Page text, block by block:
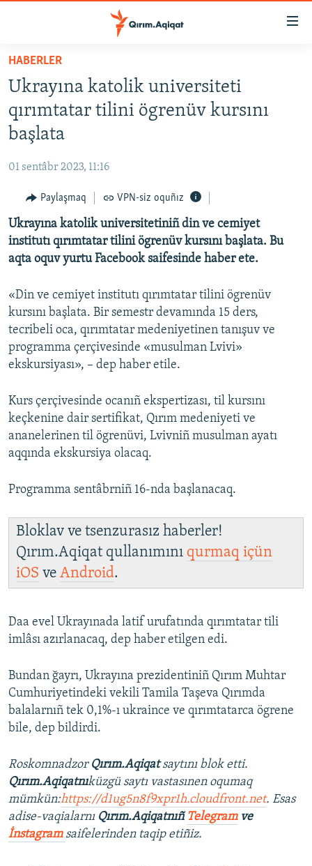
Esas
qaytmaq
Baş
navigatsiyağa
qaytmaq
Qıdıruvğa
HABERLER
SİYASET
İQTİSADİYAT
MEDENİYET
İNSAN AQLARI
VİDEO
SÜRET
FİKİR
Русский
Українською
QOŞULIÑIZ!
HABERLER
Ukrayına katolik universiteti
qırımtatar tilini ögrenüv kursını
başlata
01 sentâbr 2023, 11:16
Paylaşmaq VPN-siz oquñız
Ukrayına katolik universitetiniñ din ve cemiyet
institutı qırımtatar tilini ögrenüv kursını başlata. Bu
aqta oquv yurtu Facebook saifesinde haber ete.
«Din ve cemiyet institutı qırımtatar tilini ögrenüv
kursını başlata. Bir semestr devamında 15 ders,
tecribeli oca, qırımtatar medeniyetinen tanışuv ve
programma çerçivesinde «musulman Lvivi»
ekskursiyası», – dep haber etile.
Kurs çerçivesinde ocanıñ ekspertizası, til kursını
keçkenine dair sertifikat, Qırım medeniyeti ve
ananelerinen til ögrenüvi, Lvivniñ musulman ayatı
aqqında ekskursiya olacaq.
Programma sentâbrniñ 16-nda başlanacaq.
Bloklav ve tsenzurasız haberler!
Qırım.Aqiqat qullanımını qurmaq içün
iOS ve Android.
Daa evel Ukrayınada latif urufatında qırımtatar tili
imlâsı azırlanacaq, dep haber etilgen edi.
Bundan ğayrı, Ukrayına prezidentiniñ Qırım Muhtar
Cumhuriyetindeki vekili Tamila Taşeva Qırımda
balalarnıñ tek 0,1%-ı ukraince ve qırımtatarca ögrene
bile, dep bildirdi.
Roskomnadzor Qırım.Aqiqatsaytını blok etti.
Qırım.Aqiqatnıküzgü saytı vastasınen oqumaq
mümkün:https://d1ug5n8f9xpr1h.cloudfront.net. Esas
adise-vaqialarnı Qırım.AqiqatnıñTelegramve
İnstagram saifelerinden taqip etiñiz.